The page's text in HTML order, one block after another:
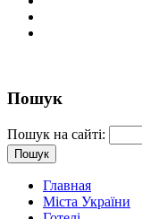
Пошук
Пошук на сайті:
Главная
Міста України